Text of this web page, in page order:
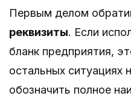
Первым делом
реквизиты. Если
бланк предприятия,
остальных ситуациях
обозначить полное